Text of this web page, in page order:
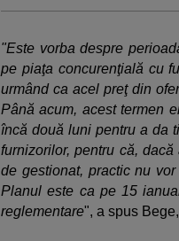
"Este vorba despre
pe piaţa concurenţială cu
urmând ca acel preţ din
Până acum, acest termen
încă două luni pentru a da
furnizorilor, pentru că,
de gestionat, practic nu
Planul este ca pe 15
reglementare", a spus